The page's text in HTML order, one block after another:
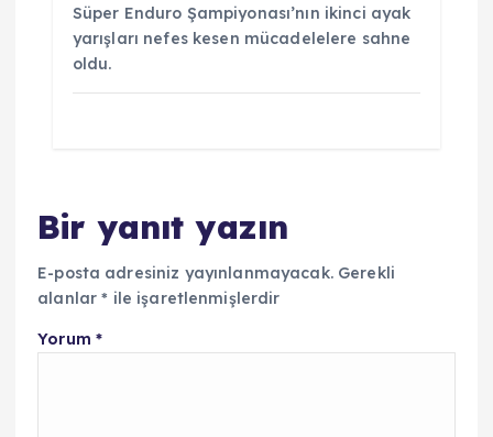
Süper Enduro Şampiyonası’nın ikinci ayak
yarışları nefes kesen mücadelelere sahne
oldu.
Bir yanıt yazın
E-posta adresiniz yayınlanmayacak. Gerekli
alanlar* ile işaretlenmişlerdir
Yorum *